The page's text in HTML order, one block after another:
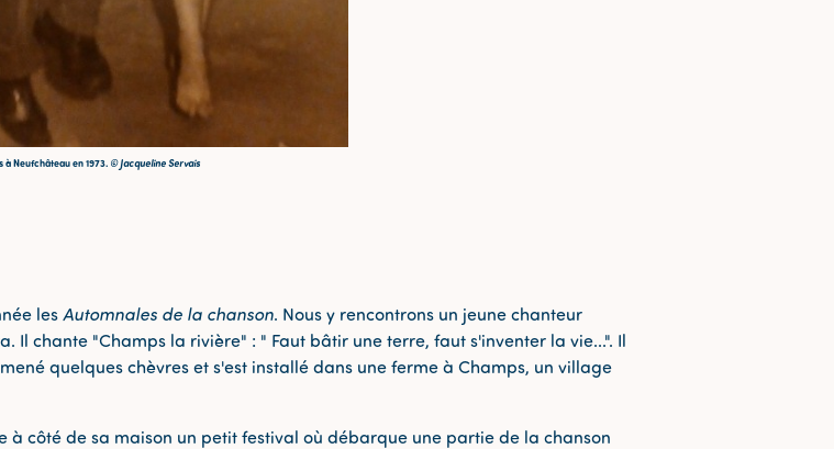
à Neufchâteau en 1973. © Jacqueline Servais
les Automnales de la chanson. Nous y rencontrons un jeune chanteur
chante "Champs la rivière" : " Faut bâtir une terre, faut s'inventer la vie...". Il
quelques chèvres et s'est installé dans une ferme à Champs, un village
à côté de sa maison un petit festival où débarque une partie de la chanson